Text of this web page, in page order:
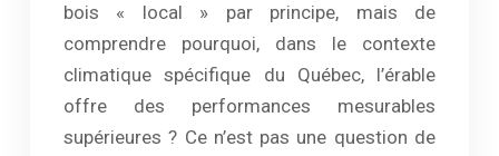
bois « local » par principe, mais de
comprendre pourquoi, dans le contexte
climatique spécifique du Québec, l’érable
offre des performances mesurables
supérieures ? Ce n’est pas une question de